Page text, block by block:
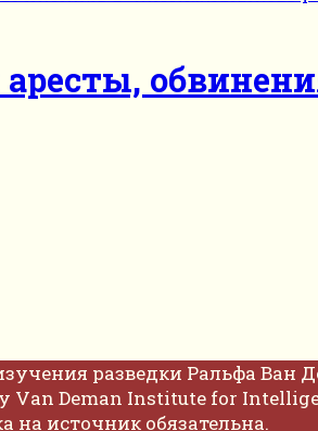
разведки Ральфа Ван
Van Deman Institute for
на источник обязательна.